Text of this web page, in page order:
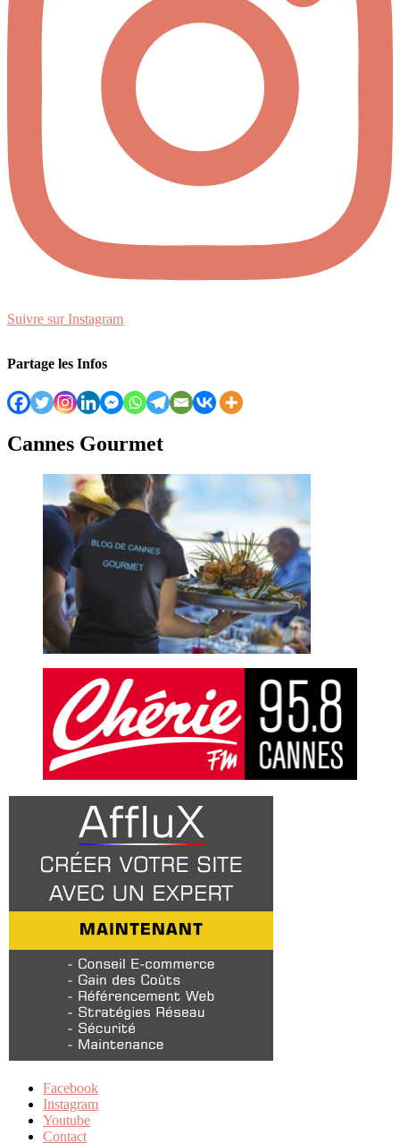
Suivre sur Instagram
Partage les Infos
Cannes Gourmet
Facebook
Instagram
Youtube
Contact